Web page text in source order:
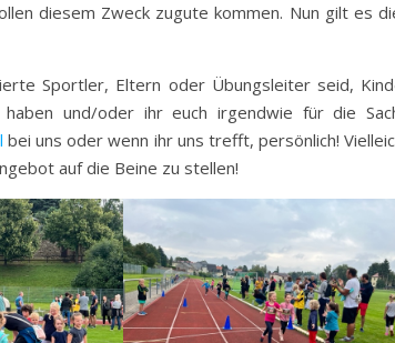
diesem Zweck zugute kommen. Nun gilt es
Sportler, Eltern oder Übungsleiter seid,
und/oder ihr euch irgendwie für die
bei uns oder wenn ihr uns trefft, persönlich!
auf die Beine zu stellen!